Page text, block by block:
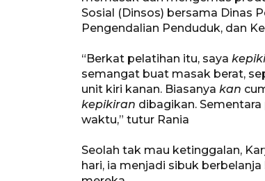
Sosial (Dinsos) bersama Dinas
Pengendalian Penduduk, dan
“Berkat pelatihan itu, saya
semangat buat masak berat,
unit kiri kanan. Biasanya kan
kepikiran dibagikan.
waktu,” tutur Rania
Seolah tak mau ketinggalan,
hari, ia menjadi sibuk